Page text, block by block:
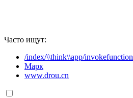
Часто ищут:
/index/\\think\\app/invokefunction
Марк
www.drou.cn